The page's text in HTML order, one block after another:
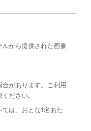
から提供された画像
合があります。ご利用
ださい。
は、おとな1名あた